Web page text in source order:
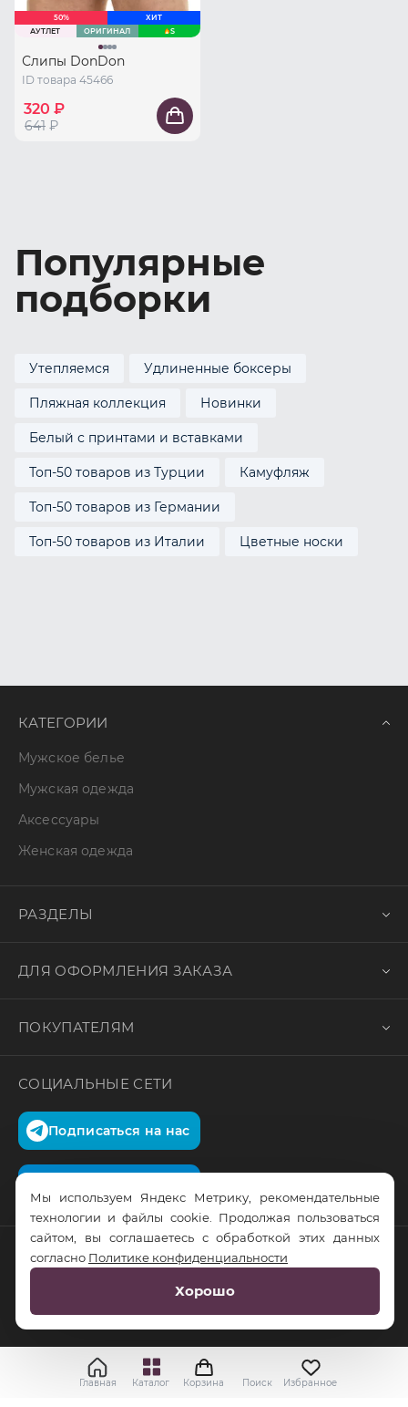
50%
ХИТ
АУТЛЕТ
ОРИГИНАЛ S
Слипы DonDon
ID товара 45466
320 ₽
641 ₽
Популярные
подборки
Утепляемся Удлиненные боксеры
Пляжная коллекция Новинки
Белый с принтами и вставками
Топ-50 товаров из Турции Камуфляж
Топ-50 товаров из Германии
Топ-50 товаров из Италии Цветные носки
КАТЕГОРИИ
Мужское белье
Мужская одежда
Аксессуары
Женская одежда
РАЗДЕЛЫ
ДЛЯ ОФОРМЛЕНИЯ ЗАКАЗА
ПОКУПАТЕЛЯМ
СОЦИАЛЬНЫЕ СЕТИ
Подписаться на нас
© RusTrus. 2011-2026. Все права защищены
RS Digital
Главная Каталог Корзина Поиск Избранное
Мы используем Яндекс Метрику, рекомендательные
технологии и файлы cookie. Продолжая пользоваться
сайтом, вы соглашаетесь с обработкой этих данных
согласно Политике конфиденциальности
Хорошо